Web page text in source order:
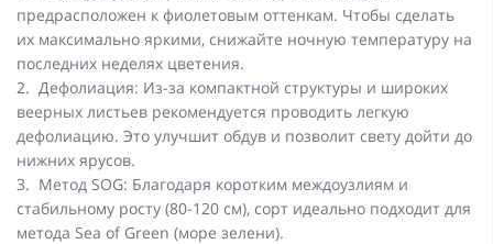
предрасположен к фиолетовым оттенкам. Чтобы сделать
их максимально яркими, снижайте ночную температуру на
последних неделях цветения.
2. Дефолиация: Из-за компактной структуры и широких
веерных листьев рекомендуется проводить легкую
дефолиацию. Это улучшит обдув и позволит свету дойти до
нижних ярусов.
3. Метод SOG: Благодаря коротким междоузлиям и
стабильному росту (80-120 см), сорт идеально подходит для
метода Sea of Green (море зелени).